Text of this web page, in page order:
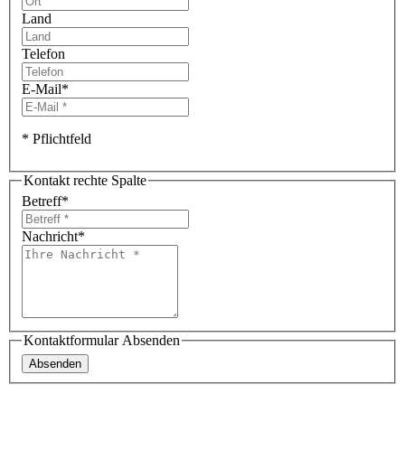
Land
Telefon
E-Mail*
* Pflichtfeld
Kontakt rechte Spalte
Betreff*
Nachricht*
Kontaktformular Absenden
Absenden